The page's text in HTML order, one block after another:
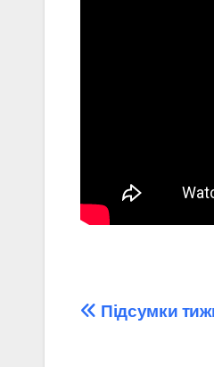
Навігація
Підсумки